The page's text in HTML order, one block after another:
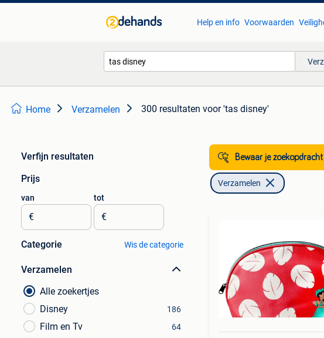
Help en info Voorwaarden
Home Verzamelen 300 resultaten voor 'tas disney'
Verfijn resultaten
Prijs
van
€
tot
€
Categorie Wis de categorie
Verzamelen
Alle zoekertjes
Disney
186
Film en Tv 64
Bewaar je zoekopdracht
Verzamelen